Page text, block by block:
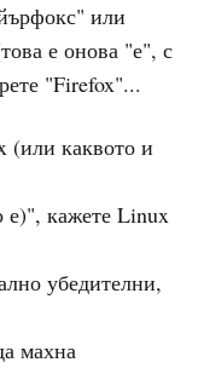
или
е онова "е", с
"Firefox"...
(или каквото и
е)", кажете Linux
убедителни,
махна